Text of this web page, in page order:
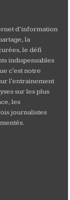
d’information
la
le défi
indispensables
c'est notre
l'entrainement
sur les plus
les
journalistes